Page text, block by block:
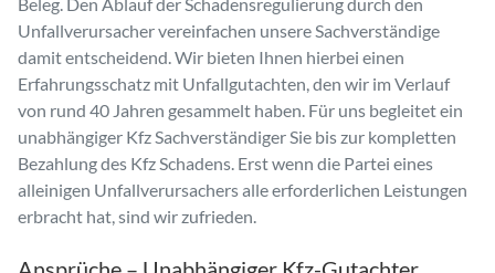
Beleg. Den Ablauf der Schadensregulierung durch den
Unfallverursacher vereinfachen unsere Sachverständige
damit entscheidend. Wir bieten Ihnen hierbei einen
Erfahrungsschatz mit Unfallgutachten, den wir im Verlauf
von rund 40 Jahren gesammelt haben. Für uns begleitet ein
unabhängiger Kfz Sachverständiger Sie bis zur kompletten
Bezahlung des Kfz Schadens. Erst wenn die Partei eines
alleinigen Unfallverursachers alle erforderlichen Leistungen
erbracht hat, sind wir zufrieden.